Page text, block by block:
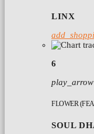
LINX
6
play_arrow
FLOWER
SOUL